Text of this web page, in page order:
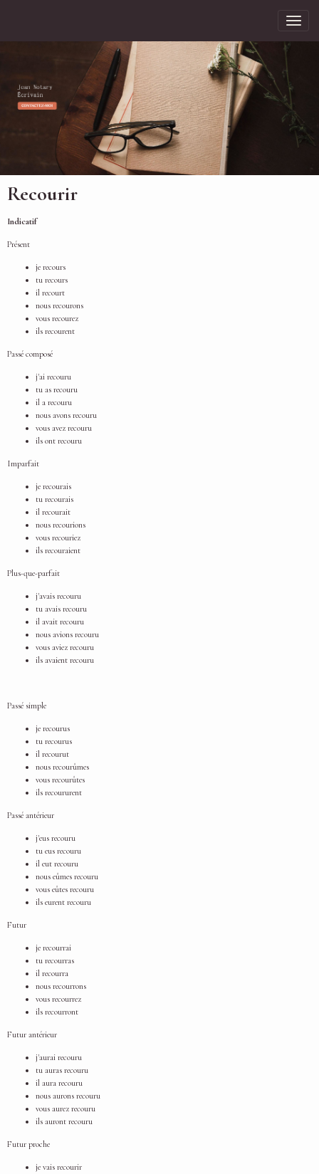
Recourir
Indicatif
Présent
je recours
tu recours
il recourt
nous recourons
vous recourez
ils recourent
Passé composé
j'ai recouru
tu as recouru
il a recouru
nous avons recouru
vous avez recouru
ils ont recouru
Imparfait
je recourais
tu recourais
il recourait
nous recourions
vous recouriez
ils recouraient
Plus-que-parfait
j'avais recouru
tu avais recouru
il avait recouru
nous avions recouru
vous aviez recouru
ils avaient recouru
Passé simple
je recourus
tu recourus
il recourut
nous recourûmes
vous recourûtes
ils recoururent
Passé antérieur
j'eus recouru
tu eus recouru
il eut recouru
nous eûmes recouru
vous eûtes recouru
ils eurent recouru
Futur
je recourrai
tu recourras
il recourra
nous recourrons
vous recourrez
ils recourront
Futur antérieur
j'aurai recouru
tu auras recouru
il aura recouru
nous aurons recouru
vous aurez recouru
ils auront recouru
Futur proche
je vais recourir